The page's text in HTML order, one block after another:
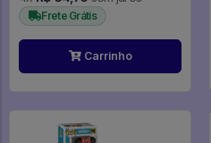
Frete Grátis
Carrinho